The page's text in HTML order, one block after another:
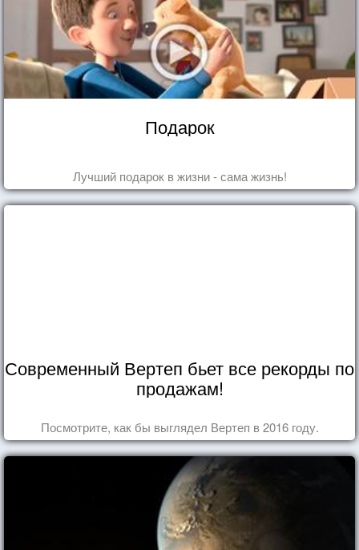
Подарок
Лучший подарок в жизни - сама жизнь!
Современный Вертеп бьет все рекорды по
продажам!
Посмотрите, как бы выглядел Вертеп в 2016 году.